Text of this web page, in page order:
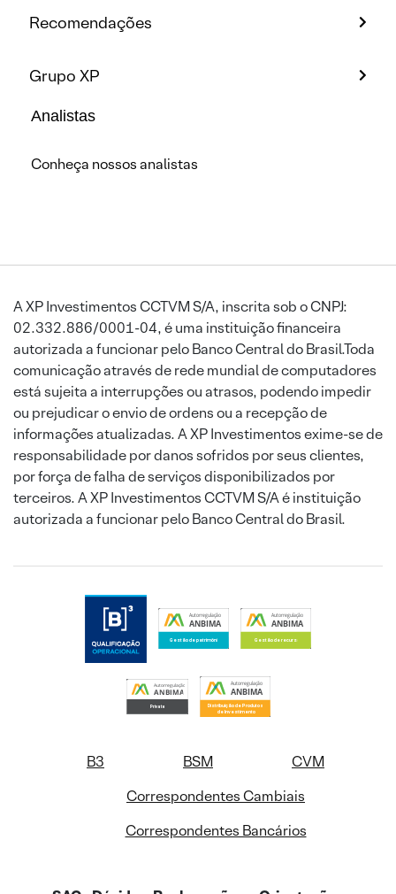
Recomendações
Grupo XP
Analistas
Conheça nossos analistas
A XP Investimentos CCTVM S/A, inscrita sob o CNPJ:
02.332.886/0001-04, é uma instituição financeira
autorizada a funcionar pelo Banco Central do Brasil.Toda
comunicação através de rede mundial de computadores
está sujeita a interrupções ou atrasos, podendo impedir
ou prejudicar o envio de ordens ou a recepção de
informações atualizadas. A XP Investimentos exime-se de
responsabilidade por danos sofridos por seus clientes,
por força de falha de serviços disponibilizados por
terceiros. A XP Investimentos CCTVM S/A é instituição
autorizada a funcionar pelo Banco Central do Brasil.
B3 BSM
CVM
Correspondentes Cambiais
Correspondentes Bancários